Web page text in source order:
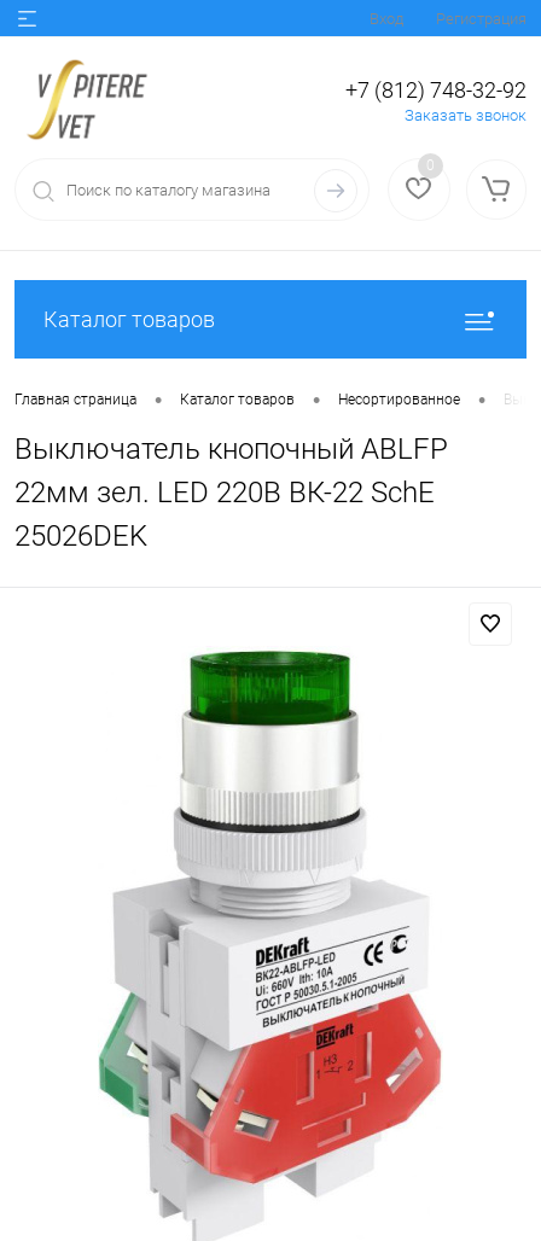
Вход Регистрация
+7 (812) 748-32-92
Заказать звонок
0
Каталог товаров
Главная страница • Каталог товаров • Несортированное •
Выключатель кнопочный ABLFP
22мм зел. LED 220В ВК-22 SchE
25026DEK